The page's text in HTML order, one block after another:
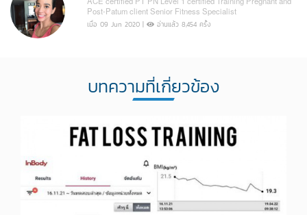
Post-Patum client Senior Fitness Specialist
เมื่อ 09 Jun 2020 | อ่านแล้ว 8,454 ครั้ง
บทความที่เกี่ยวข้อง